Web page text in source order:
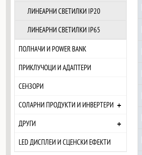
ЛИНЕАРНИ СВЕТИЛКИ IP20
ЛИНЕАРНИ СВЕТИЛКИ IP65
ПОЛНАЧИ И POWER BANK
ПРИКЛУЧОЦИ И АДАПТЕРИ
СЕНЗОРИ
СОЛАРНИ ПРОДУКТИ И ИНВЕРТЕРИ +
ДРУГИ +
LED ДИСПЛЕИ И СЦЕНСКИ ЕФЕКТИ